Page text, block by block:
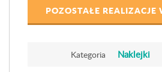
POZOSTAŁE
Kategoria Naklejki